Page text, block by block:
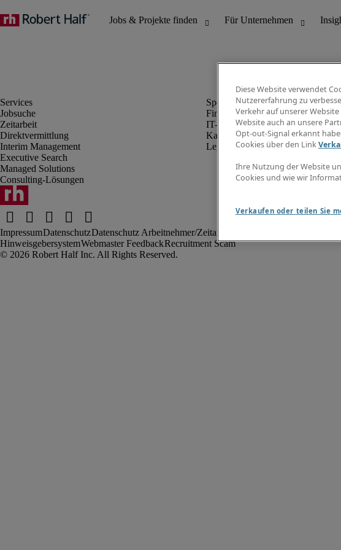
Jobsuche
Zeitarbeit
Direktvermittlung
Interim Management
Executive Search
Managed Solutions
Consulting-Lösungen
Finanz- & Rechnungswesen
IT-Bereich
Kaufmännischer Bereich
Legal
ImpressumDatenschutzDatenschutz Arbeitnehmer/Zeitarbeitskräfte
HinweisgebersystemWebmaster FeedbackRecruitment Scam
Diese Website verwendet
Nutzererfahrung zu
Verkehr auf unserer
Website auch an unsere
Opt-out-Signal erkannt
Cookies über den Link
Ihre Nutzung der Website
Cookies und wie wir
Verkaufen oder teilen Sie